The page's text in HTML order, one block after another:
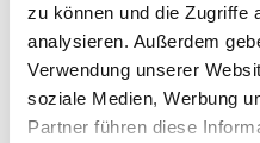
zu können und die Zugriffe
analysieren. Außerdem
Verwendung unserer
soziale Medien, Werbung
Partner führen diese